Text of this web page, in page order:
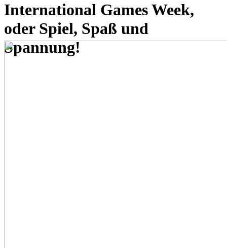
International Games Week,
oder Spiel, Spaß und
Spannung!